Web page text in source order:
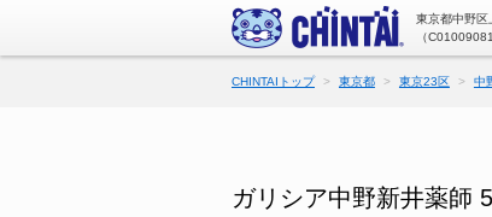
東京都中野
（
CHINTAIトップ 東京都 東京23区 中
ガリシア中野新井薬師